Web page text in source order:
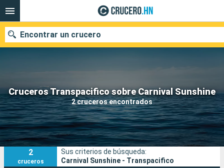
Cruceros Transpacifico sobre Carnival Sunshine
2 cruceros encontrados
Encontrar un crucero
Nuestros destinos
Fecha de salida
Puertos Compañías
Buscar
2
cruceros
Sus criterios de búsqueda:
Carnival Sunshine - Transpacifico